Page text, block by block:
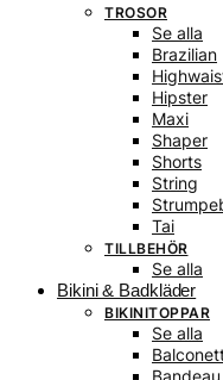
TROSOR
Se alla
Brazilian
Hipster
Maxi
Shaper
Shorts
String
Tai
TILLBEHÖR
Se alla
Bikini & Badkläder
BIKINITOPPAR
Se alla
Bandeau